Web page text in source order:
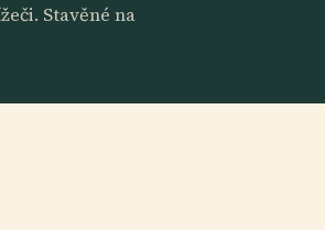
Stavěné na